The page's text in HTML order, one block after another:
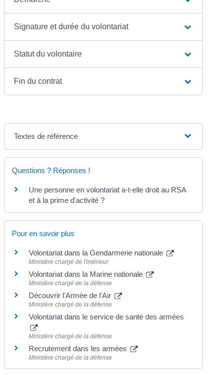
Signature et durée du volontariat
Statut du volontaire
Fin du contrat
Textes de référence
Questions ? Réponses !
Une personne en volontariat a-t-elle droit au RSA
et à la prime d'activité ?
Pour en savoir plus
Volontariat dans la Gendarmerie nationale
Ministère chargé de l'intérieur
Volontariat dans la Marine nationale
Ministère chargé de la défense
Découvrir l'Armée de l'Air
Ministère chargé de la défense
Volontariat dans le service de santé des armées
Ministère chargé de la défense
Recrutement dans les armées
Ministère chargé de la défense